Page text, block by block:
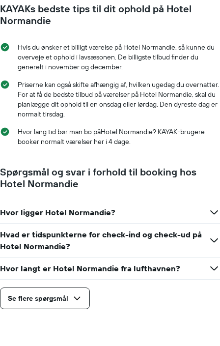
pris
for
et
opholdet
nærmer
har
x-
der
viser
antallet
før
opholdet
y-
akse,
den
gennemsnitlige
pris
for
et
KAYAKs bedste tips til dit ophold på Hotel
Normandie
Hvis du ønsker et billigt værelse på Hotel Normandie, så kunne du
overveje et ophold i lavsæsonen. De billigste tilbud finder du
generelt i november og december.
Priserne kan også skifte afhængig af, hvilken ugedag du overnatter.
For at få de bedste tilbud på værelser på Hotel Normandie, skal du
planlægge dit ophold til en onsdag eller lørdag. Den dyreste dag er
normalt tirsdag.
Hvor lang tid bør man bo påHotel Normandie? KAYAK-brugere
booker normalt værelser her i 4 dage.
Spørgsmål og svar i forhold til booking hos
Hotel Normandie
Hvor ligger Hotel Normandie?
Hvad er tidspunkterne for check-ind og check-ud på
Hotel Normandie?
Hvor langt er Hotel Normandie fra lufthavnen?
Se flere spørgsmål